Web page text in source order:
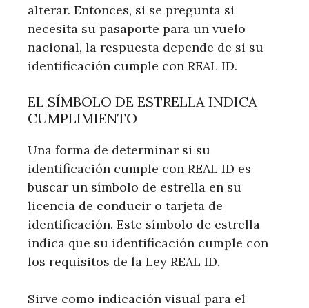
alterar. Entonces, si se pregunta si
necesita su pasaporte para un vuelo
nacional, la respuesta depende de si su
identificación cumple con REAL ID.
EL SÍMBOLO DE ESTRELLA INDICA
CUMPLIMIENTO
Una forma de determinar si su
identificación cumple con REAL ID es
buscar un símbolo de estrella en su
licencia de conducir o tarjeta de
identificación. Este símbolo de estrella
indica que su identificación cumple con
los requisitos de la Ley REAL ID.
Sirve como indicación visual para el